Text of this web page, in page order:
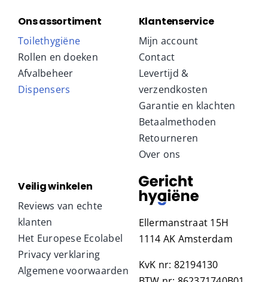
Ons assortiment
Toilethygiëne
Rollen en doeken
Afvalbeheer
Dispensers
Klantenservice
Mijn account
Contact
Levertijd &
verzendkosten
Garantie en klachten
Betaalmethoden
Retourneren
Over ons
Veilig winkelen
Reviews van echte
klanten
Het Europese Ecolabel
Privacy verklaring
Algemene voorwaarden
Ellermanstraat 15H
1114 AK Amsterdam
KvK nr: 82194130